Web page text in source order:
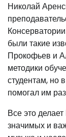
Николай
были такие
Прокофьев и
методики
студентам, но
помогал им
Все это
значимых и